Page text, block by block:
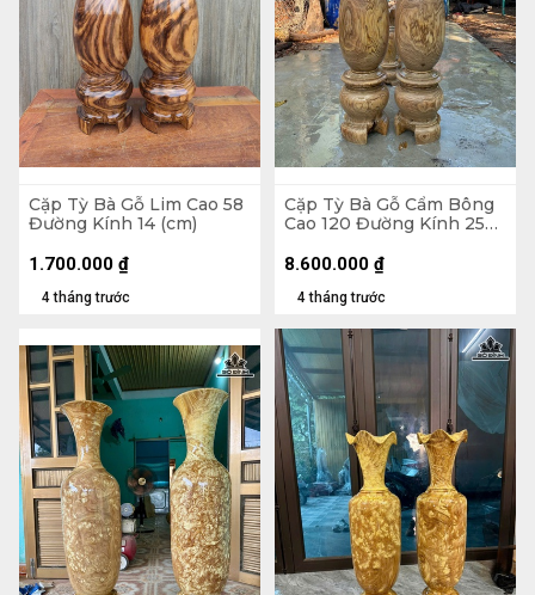
Cặp Tỳ Bà Gỗ Lim Cao 58
Đường Kính 14 (cm)
4 tháng trước
1.700.000 ₫
Cặp Tỳ Bà Gỗ Cẩm Bông
Cao 120 Đường Kính 25
4 tháng trước
8.600.000 ₫